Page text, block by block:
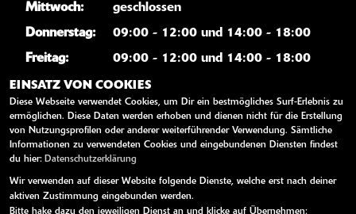
Mittwoch:
geschlossen
Donnerstag:
09:00 - 12:00 und 14:00 - 18:00
Freitag:
09:00 - 12:00 und 14:00 - 18:00
Samstag:
geschlossen
Sonntag:
geschlossen
WEITERE LINKS
Kawasaki News
EINSATZ VON COOKIES
Diese Webseite verwendet Cookies, um Dir ein bestmögliches Surf-Erlebnis zu
ermöglichen. Diese Daten werden erhoben und dienen nicht für die Erstellung
von Nutzungsprofilen oder anderer weiterführender Verwendung. Sämtliche
Informationen zu verwendeten Cookies und eingebundenen Diensten findest
du hier: Datenschutzerklärung
Wir verwenden auf dieser Website folgende Dienste, welche erst nach deiner
aktiven Zustimmung eingebunden werden.
Bitte hake dazu den jeweiligen Dienst an und klicke auf Übernehmen: